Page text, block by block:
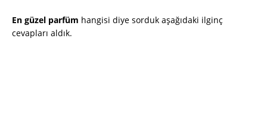
En güzel parfüm hangisi diye sorduk aşağıdaki ilginç
cevapları aldık.